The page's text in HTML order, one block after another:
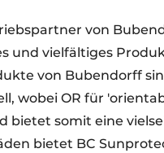
von
und vielfältiges
von Bubendorff
wobei OR für
bietet somit eine
bietet BC